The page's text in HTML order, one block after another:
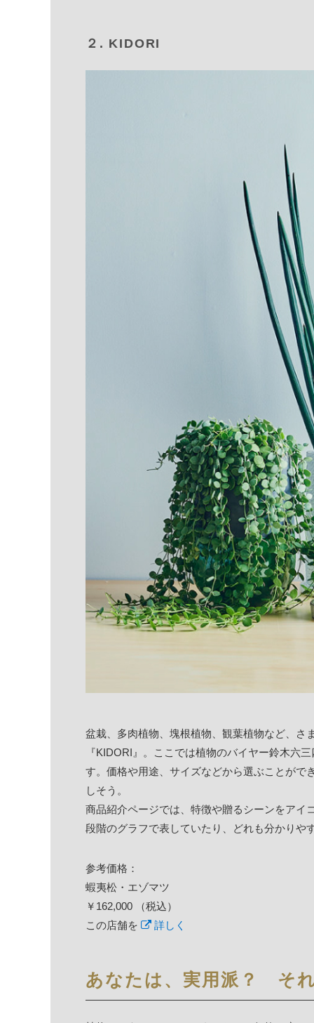
２. KIDORI
盆栽、多肉植物、塊根植物、観葉植物など、さ
『KIDORI』。ここでは植物のバイヤー鈴木六
す。価格や用途、サイズなどから選ぶことがで
しそう。
商品紹介ページでは、特徴や贈るシーンをアイ
段階のグラフで表していたり、どれも分かりや
参考価格：
蝦夷松・エゾマツ
￥162,000 （税込）
この店舗を
詳しく
あなたは、実用派？ そ